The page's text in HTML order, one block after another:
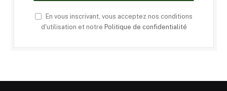
En vous inscrivant, vous acceptez nos conditions
d'utilisation et notre Politique de confidentialité